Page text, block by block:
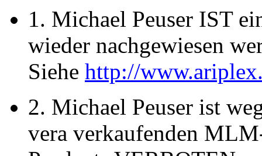
1. Michael Peuser IST
wieder nachgewiesen
Siehe http://
2. Michael Peuser ist
vera verkaufenden